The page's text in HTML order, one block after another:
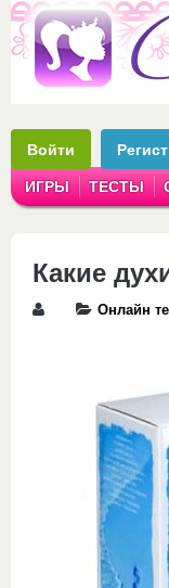
Войти
ИГРЫ ТЕСТЫ
Какие
Онлайн